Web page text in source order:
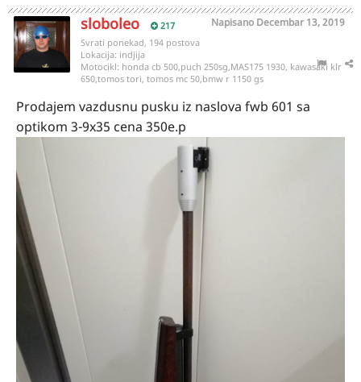
sloboleo 217 Napisano Decembar 13, 2019
Svrati ponekad, 194 postova
Lokacija: indjija
Motocikl: honda cb 500,puch 250sg,MAS175 1930, kawasaki klr
650,tomos tori, tomos mc 50,bmw r 1150 gs
Prodajem vazdusnu pusku iz naslova fwb 601 sa
optikom 3-9x35 cena 350e.p